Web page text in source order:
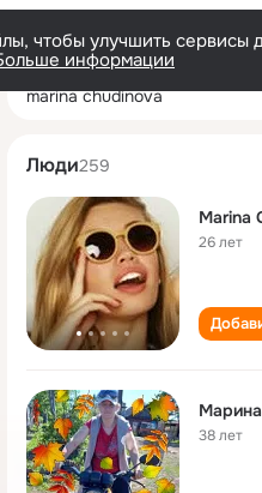
чтобы улучшить сервисы
информации
marina chudinova
Люди259
Marina
26 лет
38 лет